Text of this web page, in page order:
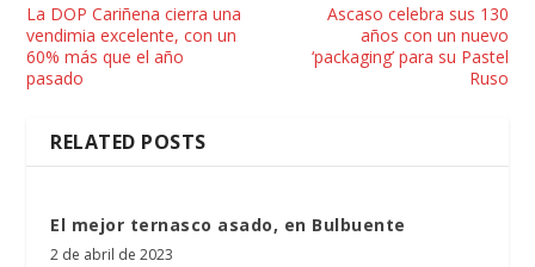
La DOP Cariñena cierra una
vendimia excelente, con un
60% más que el año
pasado
Ascaso celebra sus 130
años con un nuevo
‘packaging’ para su Pastel
Ruso
RELATED POSTS
El mejor ternasco asado, en Bulbuente
2 de abril de 2023